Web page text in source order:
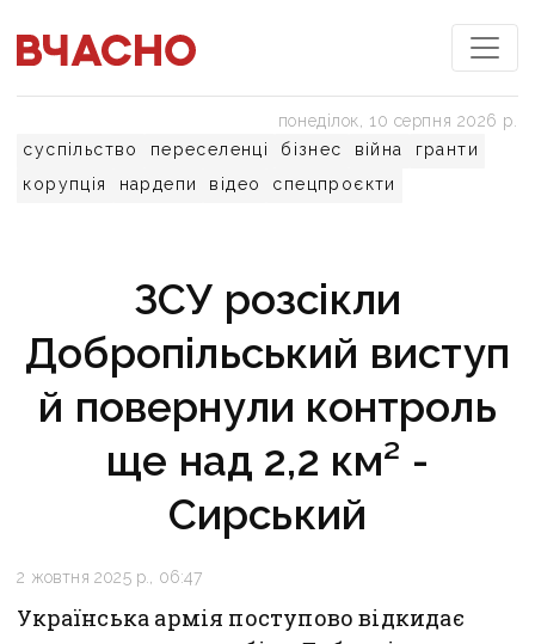
суспільство переселенці бізнес війна
гранти
корупція
нардепи відео спецпроєкти
понеділок, 10 серпня 2026 р.
ЗСУ розсікли
Добропільський виступ
й повернули контроль
ще над 2,2 км² -
Сирський
2 жовтня 2025 р., 06:47
Українська армія поступово відкидає